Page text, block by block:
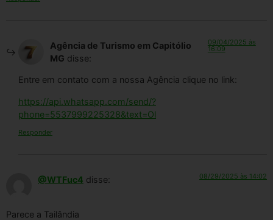
Agência de Turismo em Capitólio
MG disse:
09/04/2025 às
16:09
Entre em contato com a nossa Agência clique no link:
https://api.whatsapp.com/send/?
phone=5537999225328&text=Ol
Responder
@WTFuc4 disse: 08/29/2025 às 14:02
Parece a Tailândia